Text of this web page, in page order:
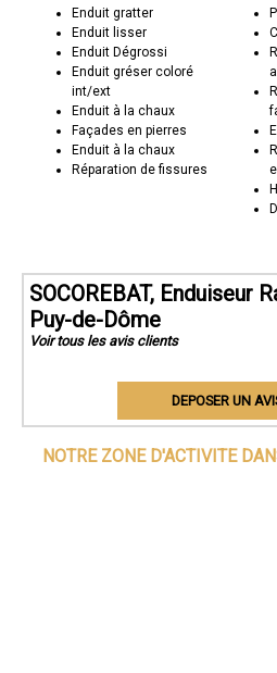
Enduit gratter
Enduit lisser
Enduit Dégrossi
Enduit gréser coloré
int/ext
Enduit à la chaux
Façades en pierres
Enduit à la chaux
Réparation de fissures
SOCOREBAT, Enduiseur
Puy-de-Dôme
Voir tous les avis clients
DEPOSER UN
NOTRE ZONE D'ACTIVITE